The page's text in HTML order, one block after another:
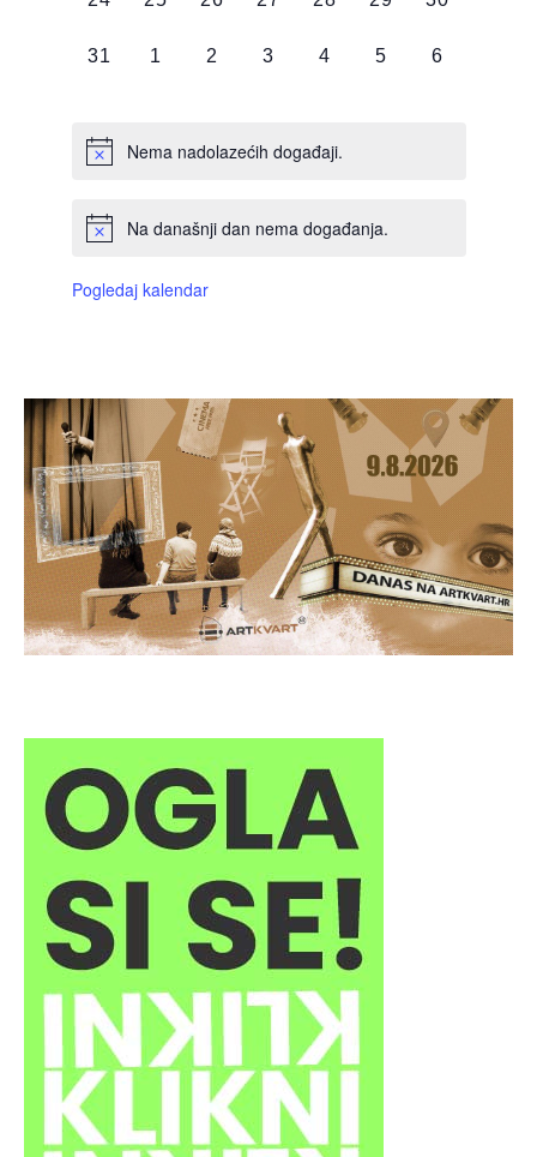
0
31
0
1
0
2
0
3
0
4
0
5
0
6
Nema nadolazećih događaji.
Na današnji dan nema događanja.
Pogledaj kalendar